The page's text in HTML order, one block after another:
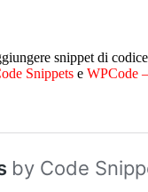
snippet di
Snippets e WPCode